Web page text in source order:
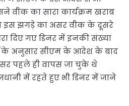
वीक का सारा कार्यक्रम खराब
इस झगड़े का असर वीक के दूसरे
दिए गए डिनर में इनकी संख्या
के अनुसार सीएम के आदेश के बाद
पहले ही वापस जा चुके थे
में रहते हुए भी डिनर में जाने